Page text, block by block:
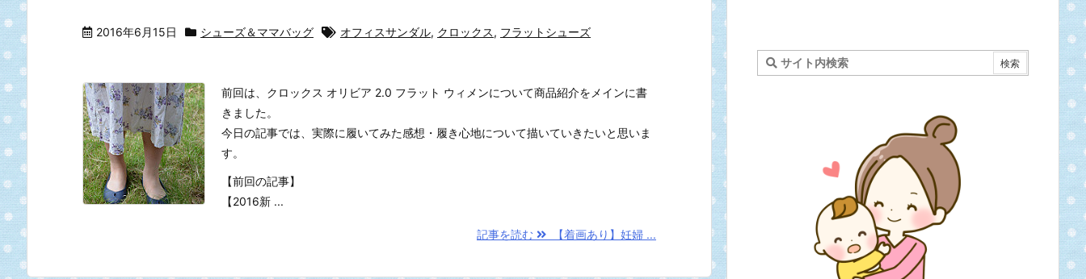
2016年6月15日 シューズ＆ママバッグ オフィスサンダル, クロックス, フラットシューズ
前回は、クロックス オリビア 2.0 フラット ウィメンについて商品紹介をメインに書
きました。
今日の記事では、実際に履いてみた感想・履き心地について描いていきたいと思いま
す。
【前回の記事】
【2016新 ...
記事を読む 【着画あり】妊婦 ...